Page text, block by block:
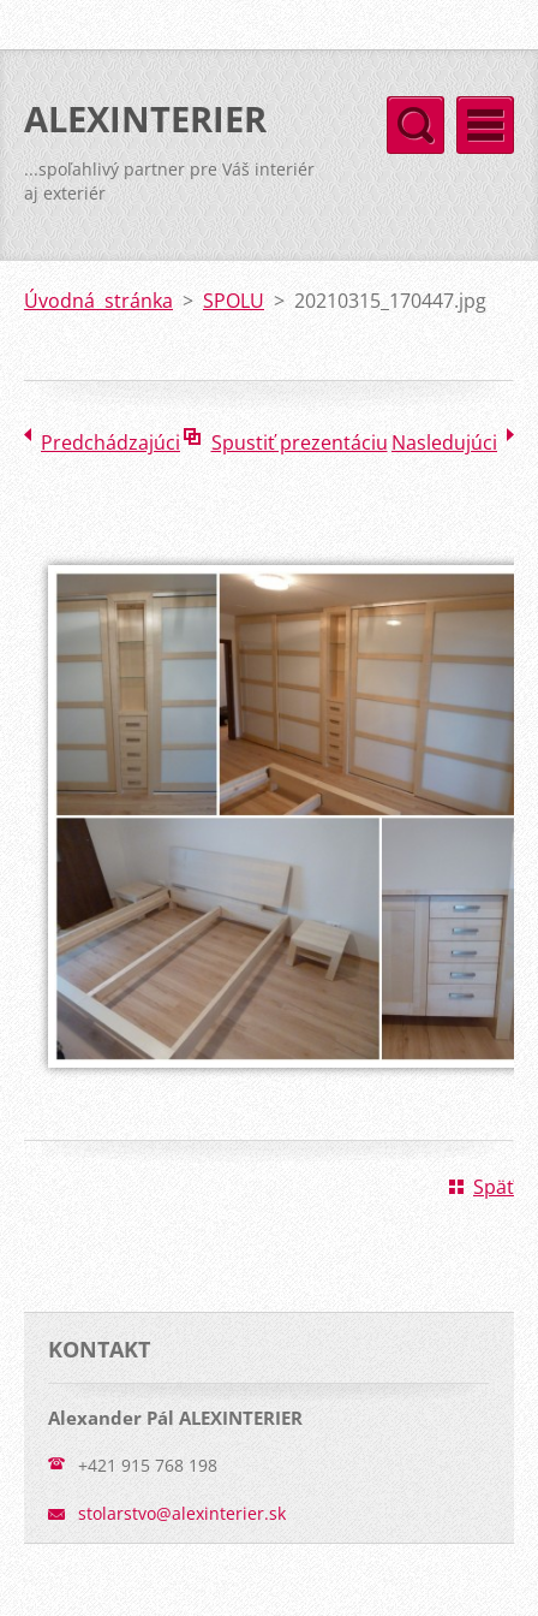
ALEXINTERIER
...spoľahlivý partner pre Váš interiér
aj exteriér
Úvodná stránka > SPOLU > 20210315_170447.jpg
Predchádzajúci Spustiť prezentáciu Nasledujúci
Späť
KONTAKT
Alexander Pál ALEXINTERIER
+421 915 768 198
stolarstvo@alexinterier.sk